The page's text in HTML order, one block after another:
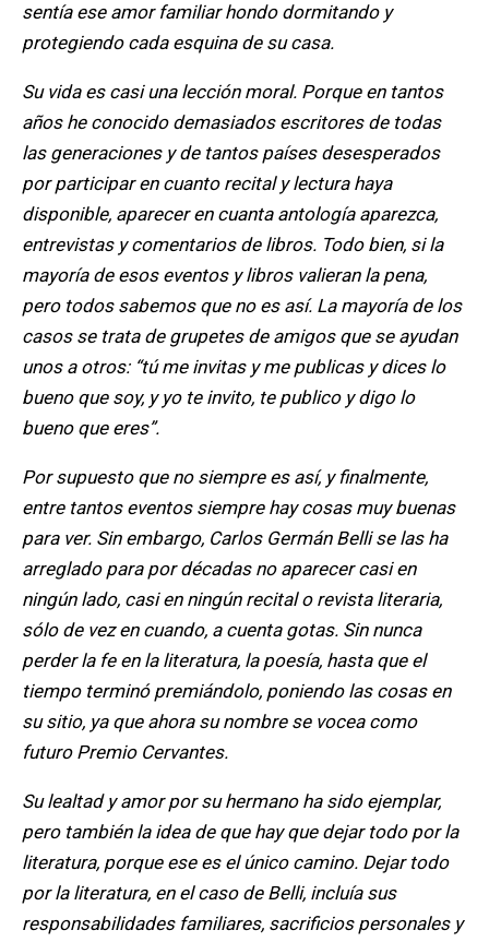
sentía ese amor familiar hondo dormitando y
protegiendo cada esquina de su casa.
Su vida es casi una lección moral. Porque en tantos
años he conocido demasiados escritores de todas
las generaciones y de tantos países desesperados
por participar en cuanto recital y lectura haya
disponible, aparecer en cuanta antología aparezca,
entrevistas y comentarios de libros. Todo bien, si la
mayoría de esos eventos y libros valieran la pena,
pero todos sabemos que no es así. La mayoría de los
casos se trata de grupetes de amigos que se ayudan
unos a otros: “tú me invitas y me publicas y dices lo
bueno que soy, y yo te invito, te publico y digo lo
bueno que eres”.
Por supuesto que no siempre es así, y finalmente,
entre tantos eventos siempre hay cosas muy buenas
para ver. Sin embargo, Carlos Germán Belli se las ha
arreglado para por décadas no aparecer casi en
ningún lado, casi en ningún recital o revista literaria,
sólo de vez en cuando, a cuenta gotas. Sin nunca
perder la fe en la literatura, la poesía, hasta que el
tiempo terminó premiándolo, poniendo las cosas en
su sitio, ya que ahora su nombre se vocea como
futuro Premio Cervantes.
Su lealtad y amor por su hermano ha sido ejemplar,
pero también la idea de que hay que dejar todo por la
literatura, porque ese es el único camino. Dejar todo
por la literatura, en el caso de Belli, incluía sus
responsabilidades familiares, sacrificios personales y